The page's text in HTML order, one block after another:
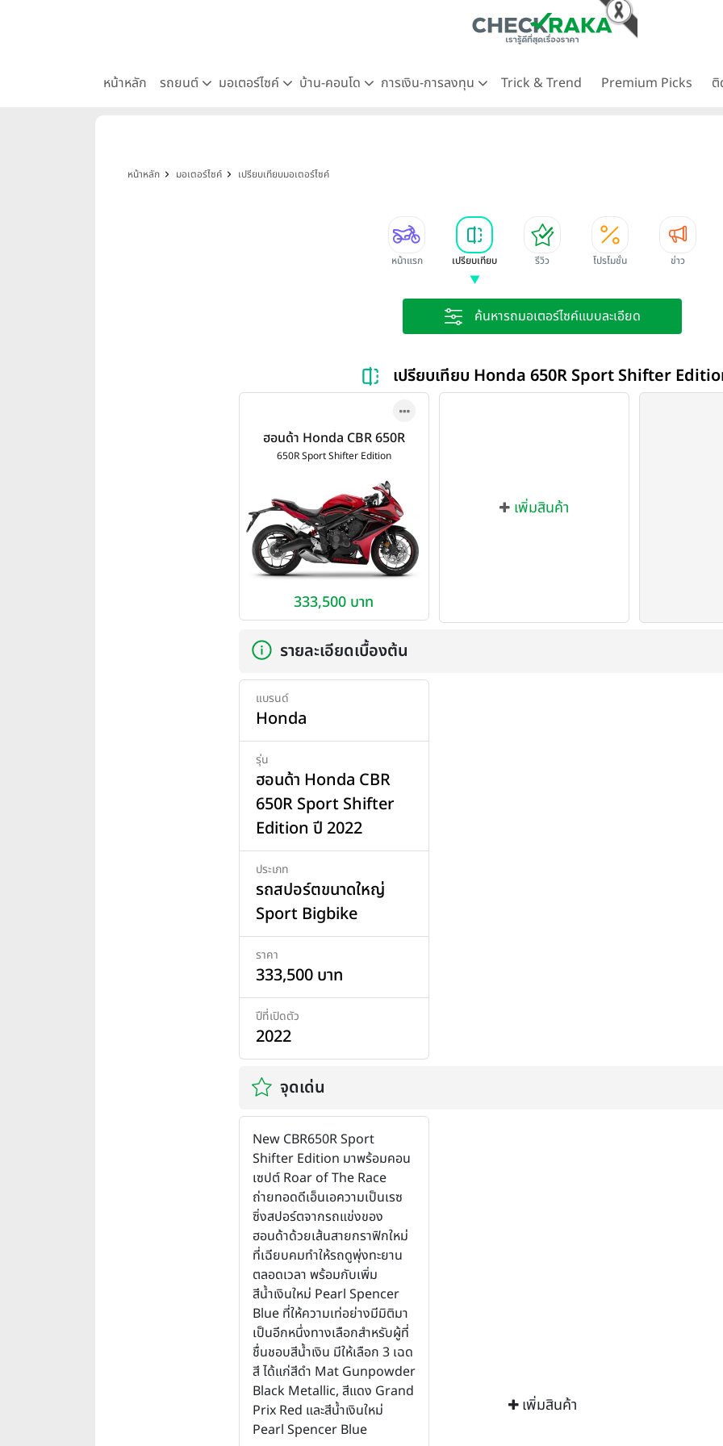
หน้าหลัก รถยนต์ มอเตอร์ไซค์ บ้าน-คอนโด การเงิน-การลงทุน Trick & Trend Premium Picks ติ
หน้าหลัก มอเตอร์ไซค์ เปรียบเทียบมอเตอร์ไซค์
หน้าแรก เปรียบเทียบ รีวิว โปรโมชั่น ข่าว
ค้นหารถมอเตอร์ไซค์แบบละเอียด
เปรียบเทียบ Honda 650R Sport Shifter
ฮอนด้า Honda CBR 650R
Sport Shifter Edition ปี
650R Sport Shifter Edition
333,500 บาท
เพิ่มสินค้า
เพิ่มสินค้า
รายละเอียดเบื้องต้น
แบรนด์
Honda
รุ่น
ฮอนด้า Honda CBR
650R Sport Shifter
Edition ปี 2022
ประเภท
รถสปอร์ตขนาดใหญ่
Sport Bigbike
ราคา
333,500 บาท
ปีที่เปิดตัว
2022
จุดเด่น
New CBR650R Sport
Shifter Edition มาพร้อมคอน
เซปต์ Roar of The Race
ถ่ายทอดดีเอ็นเอความเป็นเรซ
ซิ่งสปอร์ตจากรถแข่งของ
ฮอนด้าด้วยเส้นสายกราฟิกใหม่
ที่เฉียบคมทำให้รถดูพุ่งทะยาน
ตลอดเวลา พร้อมกับเพิ่ม
สีน้ำเงินใหม่ Pearl Spencer
Blue ที่ให้ความเท่อย่างมีมิติมา
เป็นอีกหนึ่งทางเลือกสำหรับผู้ที่
ชื่นชอบสีน้ำเงิน มีให้เลือก 3 เฉด
สี ได้แก่สีดำ Mat Gunpowder
Black Metallic, สีแดง Grand
Prix Red และสีน้ำเงินใหม่
Pearl Spencer Blue